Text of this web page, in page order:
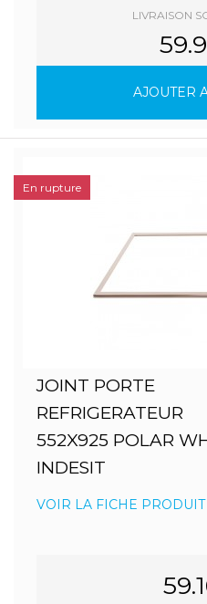
LIVRAISON
AJOUTER
JOINT PORTE
REFRIGERATEUR
552X925 POLAR
INDESIT
VOIR LA FICHE PRODUIT
En rupture